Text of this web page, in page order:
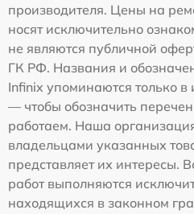
производителя. Цены на
носят исключительно
не являются публичной
ГК РФ. Названия и
Infinix упоминаются только
— чтобы обозначить
работаем. Наша
владельцами указанных
представляет их интересы.
работ выполняются
находящихся в законном